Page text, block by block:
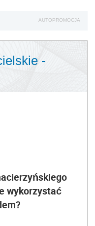
AUTOPROMOCJA
-
wykorzystać